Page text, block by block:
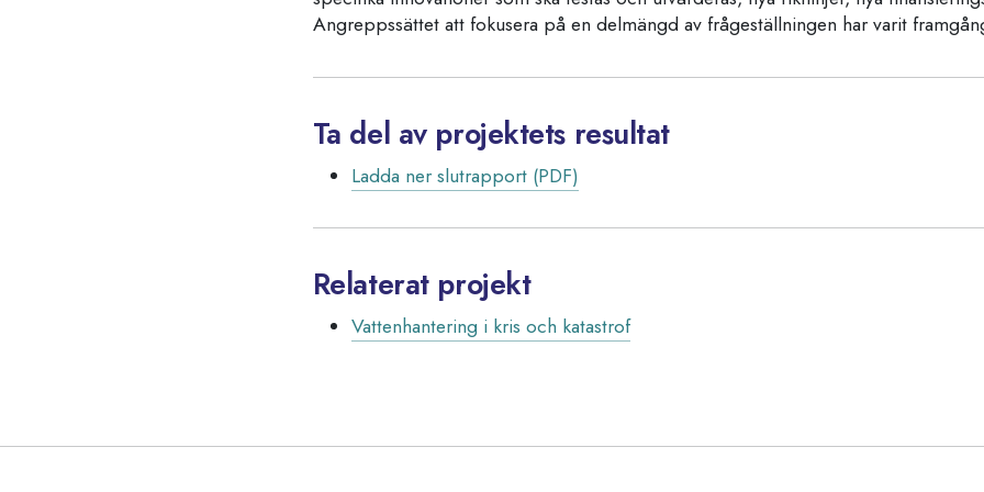
Angreppssättet att fokusera på en delmängd av frågeställningen har varit
Ta del av projektets resultat
Ladda ner slutrapport (PDF)
Relaterat projekt
Vattenhantering i kris och katastrof